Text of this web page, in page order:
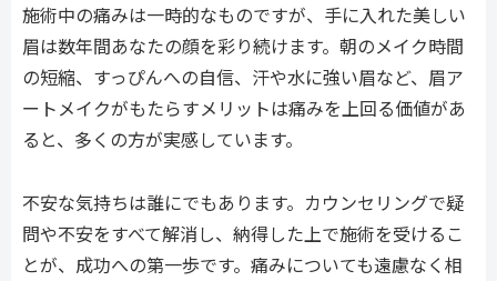
施術中の痛みは一時的なものですが、手に入れた美しい
眉は数年間あなたの顔を彩り続けます。朝のメイク時間
の短縮、すっぴんへの自信、汗や水に強い眉など、眉ア
ートメイクがもたらすメリットは痛みを上回る価値があ
ると、多くの方が実感しています。
不安な気持ちは誰にでもあります。カウンセリングで疑
問や不安をすべて解消し、納得した上で施術を受けるこ
とが、成功への第一歩です。痛みについても遠慮なく相